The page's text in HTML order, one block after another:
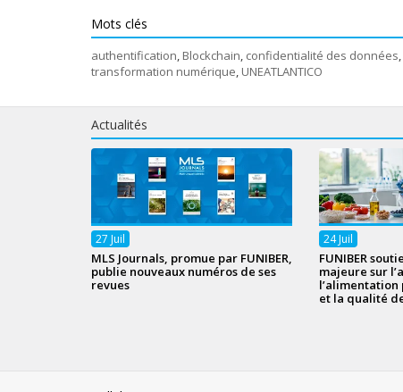
Mots clés
authentification Blockchain confidentialité des données
transformation numérique UNEATLANTICO
Actualités
27 Juil
MLS Journals, promue par FUNIBER,
publie nouveaux numéros de ses
revues
24 Juil
FUNIBER
majeure sur
et la qualité